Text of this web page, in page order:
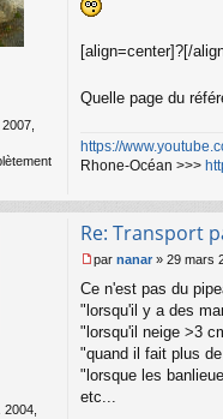
g
o
l
[align=center]?[/
Quelle page du
https://
Rhone-Océan >>>
2004,
Re: Transport
e
s
s
g
e
n
par nanar » 29 mars
Ce n'est pas du
"lorsqu'il y a des
"lorsqu'il neige >3
"quand il fait plus
"lorsque les
etc...